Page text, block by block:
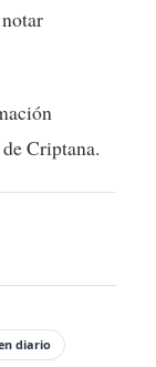
Criptana.
diario